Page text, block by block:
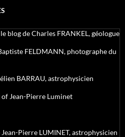
blog de Charles FRANKEL, géologue
FELDMANN, photographe du
BARRAU, astrophysicien
of Jean-Pierre Luminet
Jean-Pierre LUMINET, astrophysicien